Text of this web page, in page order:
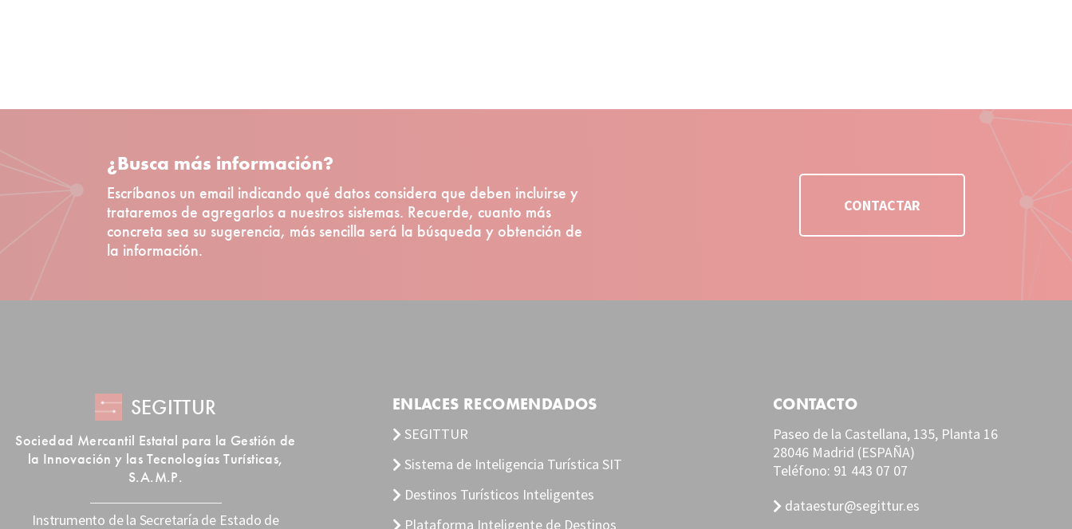
¿Busca más información?
Escríbanos un email indicando qué datos considera que deben incluirse y
trataremos de agregarlos a nuestros sistemas. Recuerde, cuanto más
concreta sea su sugerencia, más sencilla será la búsqueda y obtención de
la información.
CONTACTAR
SEGITTUR
Sociedad Mercantil Estatal para la Gestión de
la Innovación y las Tecnologías Turísticas,
S.A.M.P.
Instrumento de la Secretaría de Estado de
ENLACES RECOMENDADOS
SEGITTUR
Sistema de Inteligencia Turística SIT
Destinos Turísticos Inteligentes
Plataforma Inteligente de Destinos
CONTACTO
Paseo de la Castellana, 135, Planta 16
28046 Madrid (ESPAÑA)
Teléfono: 91 443 07 07
dataestur@segittur.es